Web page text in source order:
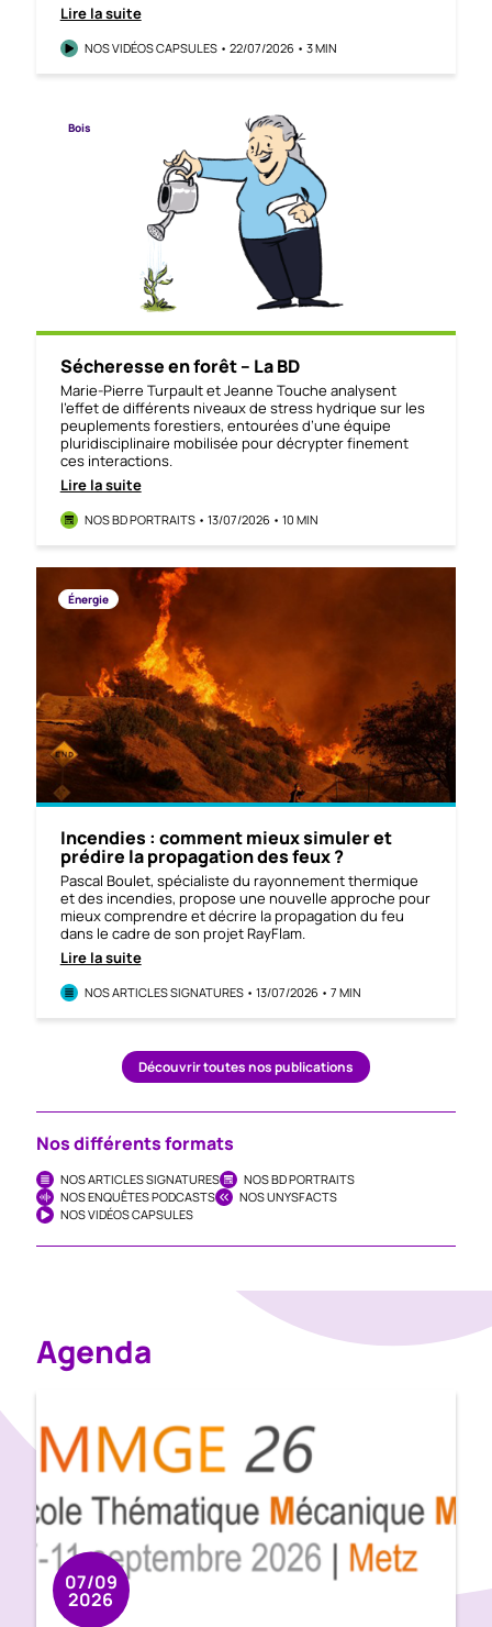
Lire la suite
NOS VIDÉOS CAPSULES • 22/07/2026 • 3 MIN
Bois
Sécheresse en forêt – La BD
Marie-Pierre Turpault et Jeanne Touche analysent
l’effet de différents niveaux de stress hydrique sur les
peuplements forestiers, entourées d’une équipe
pluridisciplinaire mobilisée pour décrypter finement
ces interactions.
Lire la suite
NOS BD PORTRAITS • 13/07/2026 • 10 MIN
Énergie
Incendies : comment mieux simuler et
prédire la propagation des feux ?
Pascal Boulet, spécialiste du rayonnement thermique
et des incendies, propose une nouvelle approche pour
mieux comprendre et décrire la propagation du feu
dans le cadre de son projet RayFlam.
Lire la suite
NOS ARTICLES SIGNATURES • 13/07/2026 • 7 MIN
Découvrir toutes nos publications
Nos différents formats
NOS ARTICLES SIGNATURES
NOS BD PORTRAITS
NOS ENQUÊTES PODCASTS
NOS UNYSFACTS
NOS VIDÉOS CAPSULES
Agenda
07/09
2026